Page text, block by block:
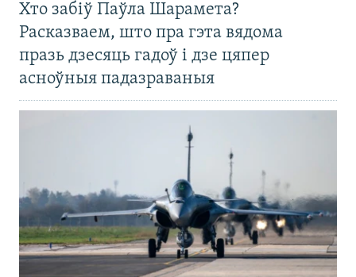
Хто забіў Паўла Шарамета?
Расказваем, што пра гэта вядома
празь дзесяць гадоў і дзе цяпер
асноўныя падазраваныя